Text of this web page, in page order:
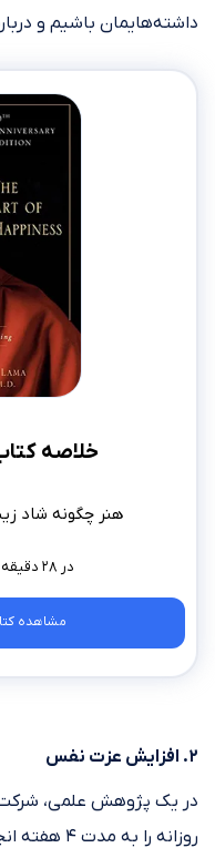
داشته‌هایمان باشیم و
خلاصه
هنر چگونه شاد
در ۲۸ دقیقه مطالعه کنید
مشاهده
۲. افزایش عزت نفس
در یک پژوهش علمی،
روزانه را